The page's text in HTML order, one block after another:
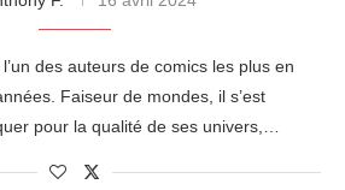
des auteurs de comics les plus en
Faiseur de mondes, il s’est
pour la qualité de ses univers,…